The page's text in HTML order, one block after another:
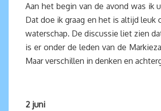
Aan het begin van de avond was ik
Dat doe ik graag en het is altijd
waterschap. De discussie liet zien
is er onder de leden van de
Maar verschillen in denken en
2 juni